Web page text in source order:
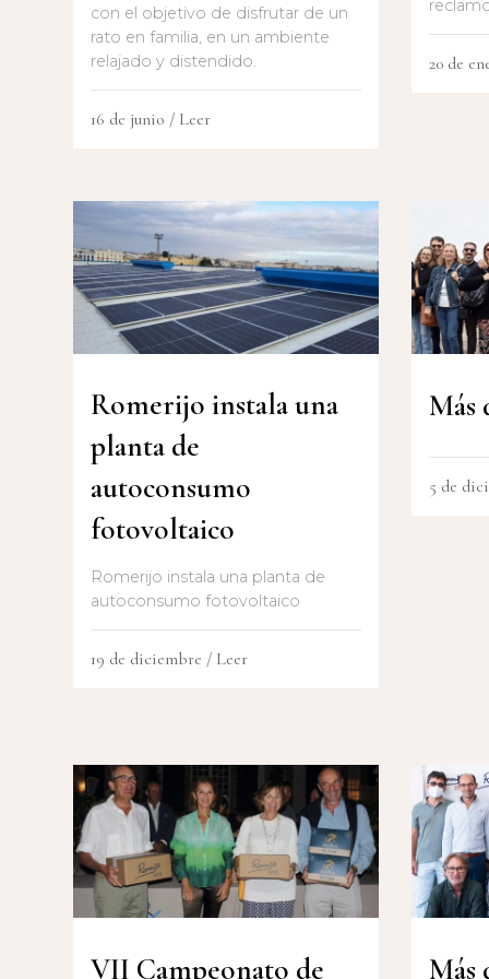
con el objetivo de disfrutar de un
rato en familia, en un ambiente
relajado y distendido.
16 de junio / Leer
20 de
Romerijo instala una
planta de
autoconsumo
fotovoltaico
Romerijo instala una planta de
autoconsumo fotovoltaico
19 de diciembre / Leer
Más
5 de
VII Campeonato de Más